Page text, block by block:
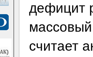
дефицит
считает